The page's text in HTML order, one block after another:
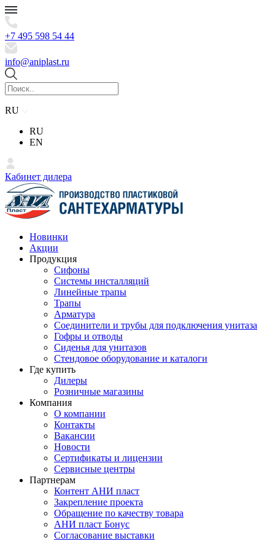
+7 495 598 54 44
info@aniplast.ru
RU
RU
EN
Кабинет дилера
Новинки
Акции
Продукция
Сифоны
Системы инсталляций
Линейные трапы
Трапы
Арматура
Соединители и трубы для подключения унитаза
Гофры и отводы
Сиденья для унитазов
Стендовое оборудование и каталоги
Где купить
Дилеры
Розничные магазины
Компания
О компании
Контакты
Вакансии
Новости
Сертификаты и лицензии
Сервисные центры
Партнерам
Контент АНИ пласт
Закрепление проекта
Обращение по качеству товара
АНИ пласт Бонус
Согласование выставки